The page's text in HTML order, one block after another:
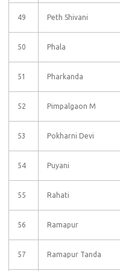
49 Peth Shivani
50 Phala
51 Pharkanda
52 Pimpalgaon M
53 Pokharni Devi
54 Puyani
55 Rahati
56 Ramapur
57 Ramapur Tanda